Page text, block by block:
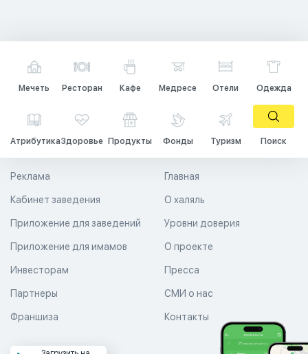
Мечеть Ресторан Кафе Медресе Отели Одежда
АтрибутикаЗдоровье Продукты Фонды Туризм Поиск
Главная
О халяль
Уровни доверия
Реклама
Кабинет заведения
Приложение для заведений
Приложение для имамов О проекте
Пресса
СМИ о нас
Контакты
Инвесторам
Партнеры
Франшиза